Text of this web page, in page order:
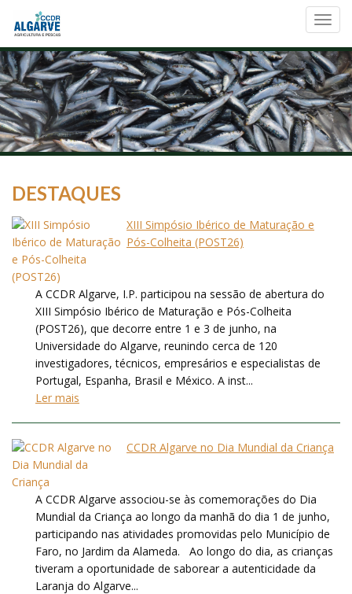
DESTAQUES
XIII Simpósio Ibérico de Maturação e
Pós-Colheita (POST26)
A CCDR Algarve, I.P. participou na sessão de abertura do
XIII Simpósio Ibérico de Maturação e Pós-Colheita
(POST26), que decorre entre 1 e 3 de junho, na
Universidade do Algarve, reunindo cerca de 120
investigadores, técnicos, empresários e especialistas de
Portugal, Espanha, Brasil e México. A inst...
Ler mais
CCDR Algarve no Dia Mundial da Criança
A CCDR Algarve associou-se às comemorações do Dia
Mundial da Criança ao longo da manhã do dia 1 de junho,
participando nas atividades promovidas pelo Município de
Faro, no Jardim da Alameda. Ao longo do dia, as crianças
tiveram a oportunidade de saborear a autenticidade da
Laranja do Algarve...